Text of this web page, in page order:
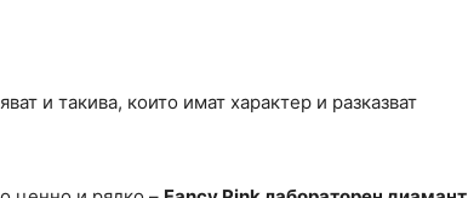
и такива, които имат характер и разказват